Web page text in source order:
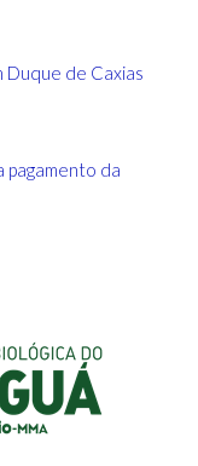
Duque de Caxias
pagamento da